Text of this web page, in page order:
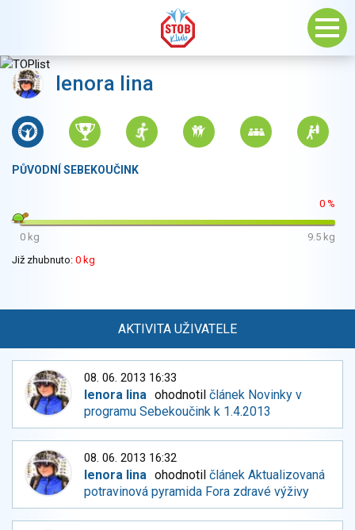
lenora lina
PŮVODNÍ SEBEKOUČINK
0 %
0 kg
9.5 kg
Již zhubnuto: 0 kg
AKTIVITA UŽIVATELE
08. 06. 2013 16:33
lenora lina ohodnotilčlánek Novinky v
programu Sebekoučink k 1.4.2013
08. 06. 2013 16:32
lenora lina ohodnotilčlánek Aktualizovaná
potravinová pyramida Fora zdravé výživy